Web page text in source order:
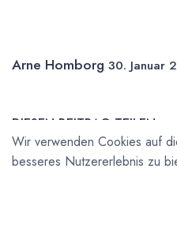
Arne Homborg 30. Januar
DIESEN BEITRAG TEILEN
Wir verwenden Cookies auf
besseres Nutzererlebnis zu